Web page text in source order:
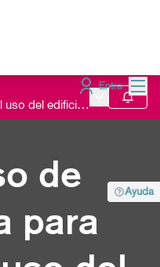
Entra
San Nikolas 23
Menú Seguir
Ayuda
de
para